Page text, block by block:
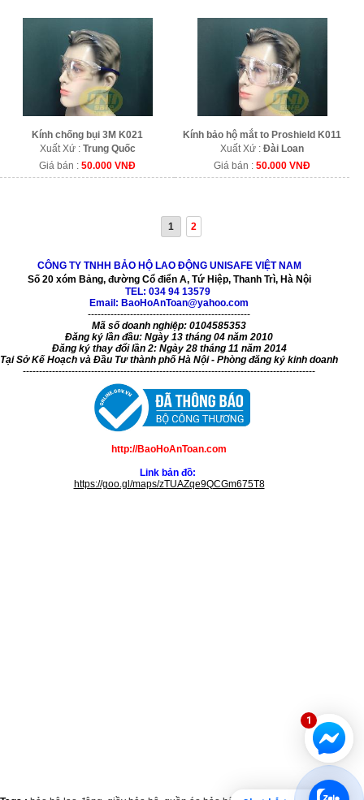
Kính chống bụi 3M K021
Xuất Xứ : Trung Quốc
Giá bán :50.000 VNĐ
Kính bảo hộ mắt to Proshield K011
Xuất Xứ :Đài Loan
Giá bán :50.000 VNĐ
1 2
CÔNG TY TNHH BẢO HỘ LAO ĐỘNG UNISAFE VIỆT NAM
Số 20 xóm Bảng, đường Cổ điển A, Tứ Hiệp, Thanh Trì, Hà Nội
TEL: 034 94 13579
Email: BaoHoAnToan@yahoo.com
--------------------------------------------------
Mã số doanh nghiệp: 0104585353
Đăng ký lần đầu: Ngày 13 tháng 04 năm 2010
Đăng ký thay đổi lần 2: Ngày 28 tháng 11 năm 2014
Tại Sở Kế Hoạch và Đầu Tư thành phố Hà Nội - Phòng đăng ký kinh doanh
------------------------------------------------------------------------------------------
http://BaoHoAnToan.com
Link bản đồ:
https://goo.gl/maps/zTUAZqe9QCGm675T8
1